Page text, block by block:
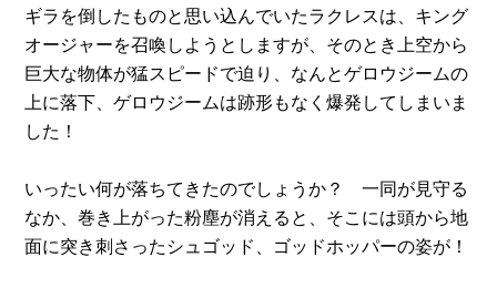
ギラを倒したものと思い込んでいたラクレスは、キング
オージャーを召喚しようとしますが、そのとき上空から
巨大な物体が猛スピードで迫り、なんとゲロウジームの
上に落下、ゲロウジームは跡形もなく爆発してしまいま
した！
いったい何が落ちてきたのでしょうか？ 一同が見守る
なか、巻き上がった粉塵が消えると、そこには頭から地
面に突き刺さったシュゴッド、ゴッドホッパーの姿が！